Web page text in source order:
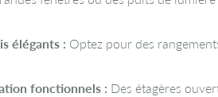
élégants : Optez pour des
fonctionnels : Des étagères